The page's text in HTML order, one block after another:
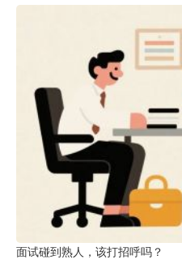
面试碰到熟人，该打招呼吗？